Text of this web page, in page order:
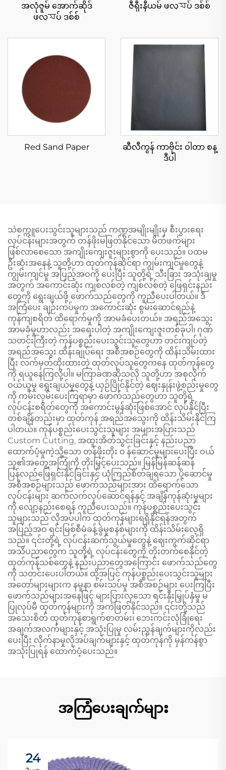
အလုံဇူမ် အောက်ဆိုဒ်
ဖလ্যပ် ဒစ်စ်
ဇီရှီးနီယမ် ဖလ্যပ် ဒစ်စ်
Red Sand Paper
ဆီလီကွန် ကာဗိုင်း ဝါတာ စန္
ဒီပါ
သဲစက္ကူပေးသွင်းသူများသည် ကဏ္ဍအမျိုးမျိုးမှ စီးပွားရေး
လုပ်ငန်းများအတွက် တန်ဖိုးမဖြတ်နိုင်သော မိတ်ဖက်များ
ဖြစ်လာစေသော အကျိုးကျေးဇူးများစွာကို ပေးသည်။ ပထမ
ဦးဆုံးအနေနဲ့ သူတို့ဟာ ထုတ်ကုန်ဆိုင်ရာ ကျွမ်းကျင်မှုတွေနဲ့
ကျွမ်းကျင်မှု အပြည့်အဝကို ပေးပြီး သူတို့ရဲ့ သီးခြား အသုံးချမှု
အတွက် အကောင်းဆုံး ကျစ်လစ်တဲ့ ကျစ်လစ်တဲ့ ဖြေရှင်းနည်း
တွေကို ရွေးချယ်ဖို့ ဖောက်သည်တွေကို ကူညီပေးပါတယ်။ ဒီ
အကြံပေး ချဉ်းကပ်မှုက အကောင်းဆုံး စွမ်းဆောင်ရည်နဲ့
ကုန်ကျစရိတ် ထိရောက်မှုကို အာမခံပေးတယ်။ အရည်အသွေး
အာမခံမှုဟာလည်း အရေးပါတဲ့ အကျိုးကျေးဇူးတစ်ခုပါ၊ ဂုဏ်
သတင်းကြီးတဲ့ ကုန်ပစ္စည်းပေးသွင်းသူတွေဟာ တင်းကျပ်တဲ့
အရည်အသွေး ထိန်းချုပ်ရေး အစီအစဉ်တွေကို ထိန်းသိမ်းထား
ပြီး လက်မှတ်ထိုးထားတဲ့ ထုတ်လုပ်သူတွေကနေ ထုတ်ကုန်တွေ
ကို ရယူနေကြလို့ပါ။ မကြာခဏဆိုသလို သူတို့ဟာ အစုလိုက်
ဝယ်ယူမှု ရွေးချယ်မှုတွေနဲ့ ယှဉ်ပြိုင်နိုင်တဲ့ ဈေးနှုန်းဖွဲ့စည်းမှုတွေ
ကို ကမ်းလှမ်းပေးကြရာမှာ ဖောက်သည်တွေဟာ သူတို့ရဲ့
လုပ်ငန်းစရိတ်တွေကို အကောင်းမွန်ဆုံးဖြစ်အောင် လုပ်နိုင်ပြီး
တစ်ချိန်တည်းမှာ ထုတ်ကုန် အရည်အသွေးကို ထိန်းသိမ်းနိုင်ကြ
ပါတယ်။ ကုန်ပစ္စည်းပေးသွင်းသူများ အများအပြားသည်
Custom Cutting, အထူးအိတ်သွင်းခြင်းနှင့် နည်းပညာ
ထောက်ပံ့မှုကဲ့သို့သော တန်ဖိုးတိုး ၀ န်ဆောင်မှုများပေးပြီး ဝယ်
သူ၏အတွေ့အကြုံကို တိုးမြှင့်ပေးသည်။ မြန်မြန်ဆန်ဆန်
ပြန်လည်ဖြေရှင်းနိုင်ခြင်းနှင့် ယုံကြည်စိတ်ချရသော ပို့ဆောင်မှု
အစီအစဉ်များသည် ဖောက်သည်များအား ထိရောက်သော
လုပ်ငန်းများ ဆက်လက်လုပ်ဆောင်ရန်နှင့် အချိန်ကုန်ဆုံးမှုများ
ကို လျော့နည်းစေရန် ကူညီပေးသည်။ ကုန်ပစ္စည်းပေးသွင်း
သူများသည် လိုအပ်ပါက ထုတ်ကုန်များရရှိနိုင်ရန်အတွက်
အပြည့်အဝ ရင်းမြစ်စီမံခန့်ခွဲမှုစနစ်များကို ထိန်းသိမ်းလေ့ရှိ
သည်။ ၎င်းတို့ရဲ့ လုပ်ငန်းဆက်သွယ်မှုတွေနဲ့ ဈေးကွက်ဆိုင်ရာ
အသိပညာတွေက သူတို့ရဲ့ လုပ်ငန်းတွေကို တိုးတက်စေနိုင်တဲ့
ထုတ်ကုန်သစ်တွေနဲ့ နည်းပညာတွေအကြောင်း ဖောက်သည်တွေ
ကို သတင်းပေးပါတယ်။ ထို့အပြင် ကုန်ပစ္စည်းပေးသွင်းသူများ
အတော်များများက နမူနာ စမ်းသပ်မှု အစီအစဉ်များ ပေးကြပြီး
ဖောက်သည်များအနေဖြင့် များပြားလှသော ရင်းနှီးမြှုပ်နှံမှု မ
ပြုလုပ်မီ ထုတ်ကုန်များကို အကဲဖြတ်နိုင်သည်။ ၎င်းတို့သည်
အသေးစိတ် ထုတ်ကုန်စာရွက်စာတမ်း၊ ဘေးကင်းလုံခြုံရေး
အချက်အလက်များနှင့် အသုံးပြုမှု လမ်းညွှန်ချက်များကိုလည်း
ပေးပြီး လိုက်နာမှုလိုအပ်ချက်များနှင့် ထုတ်ကုန်ကို မှန်ကန်စွာ
အသုံးပြုရန် ထောက်ပံ့ပေးသည်။
အကြံပေးချက်များ
24